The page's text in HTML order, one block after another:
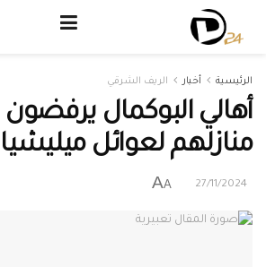
الرئيسية أخبار الريف الشرقي
أهالي البوكمال يرفضون
منازلهم لعوائل
27/11/2024
A
A